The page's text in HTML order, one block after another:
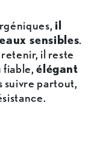
il
sensibles.
il reste
fiable,élégant
suivre partout,